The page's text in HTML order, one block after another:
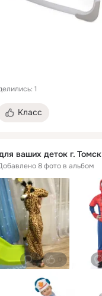
1
Класс
ваших деток г. Томск
Добавлено 8 фото в альбом
1